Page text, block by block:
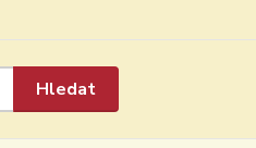
Hledat